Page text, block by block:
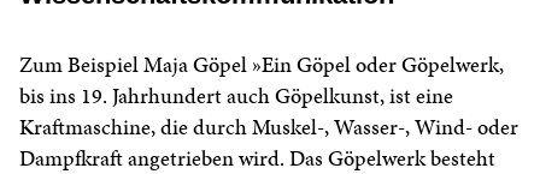
Zum Beispiel Maja Göpel »Ein Göpel oder Göpelwerk,
bis ins 19. Jahrhundert auch Göpelkunst, ist eine
Kraftmaschine, die durch Muskel-, Wasser-, Wind- oder
Dampfkraft angetrieben wird. Das Göpelwerk besteht